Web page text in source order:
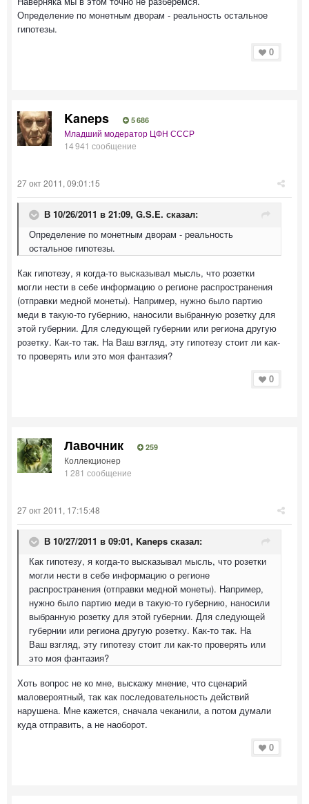
Определение по монетным дворам - реальность остальное
гипотезы.
0
Kaneps 5 686
Младший модератор ЦФН СССР
14 941 сообщение
27 окт 2011, 09:01:15
В 10/26/2011 в 21:09, G.S.E. сказал:
Определение по монетным дворам - реальность
остальное гипотезы.
Как гипотезу, я когда-то высказывал мысль, что розетки
могли нести в себе информацию о регионе распространения
(отправки медной монеты). Например, нужно было партию
меди в такую-то губернию, наносили выбранную розетку для
этой губернии. Для следующей губернии или региона другую
розетку. Как-то так. На Ваш взгляд, эту гипотезу стоит ли как-
то проверять или это моя фантазия?
0
Лавочник 259
Коллекционер
1 281 сообщение
27 окт 2011, 17:15:48
В 10/27/2011 в 09:01, Kaneps сказал:
Как гипотезу, я когда-то высказывал мысль, что розетки
могли нести в себе информацию о регионе
распространения (отправки медной монеты). Например,
нужно было партию меди в такую-то губернию, наносили
выбранную розетку для этой губернии. Для следующей
губернии или региона другую розетку. Как-то так. На
Ваш взгляд, эту гипотезу стоит ли как-то проверять или
это моя фантазия?
Хоть вопрос не ко мне, выскажу мнение, что сценарий
маловероятный, так как последовательность действий
нарушена. Мне кажется, сначала чеканили, а потом думали
куда отправить, а не наоборот.
0